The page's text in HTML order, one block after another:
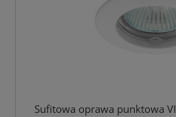
Sufitowa oprawa punktowa